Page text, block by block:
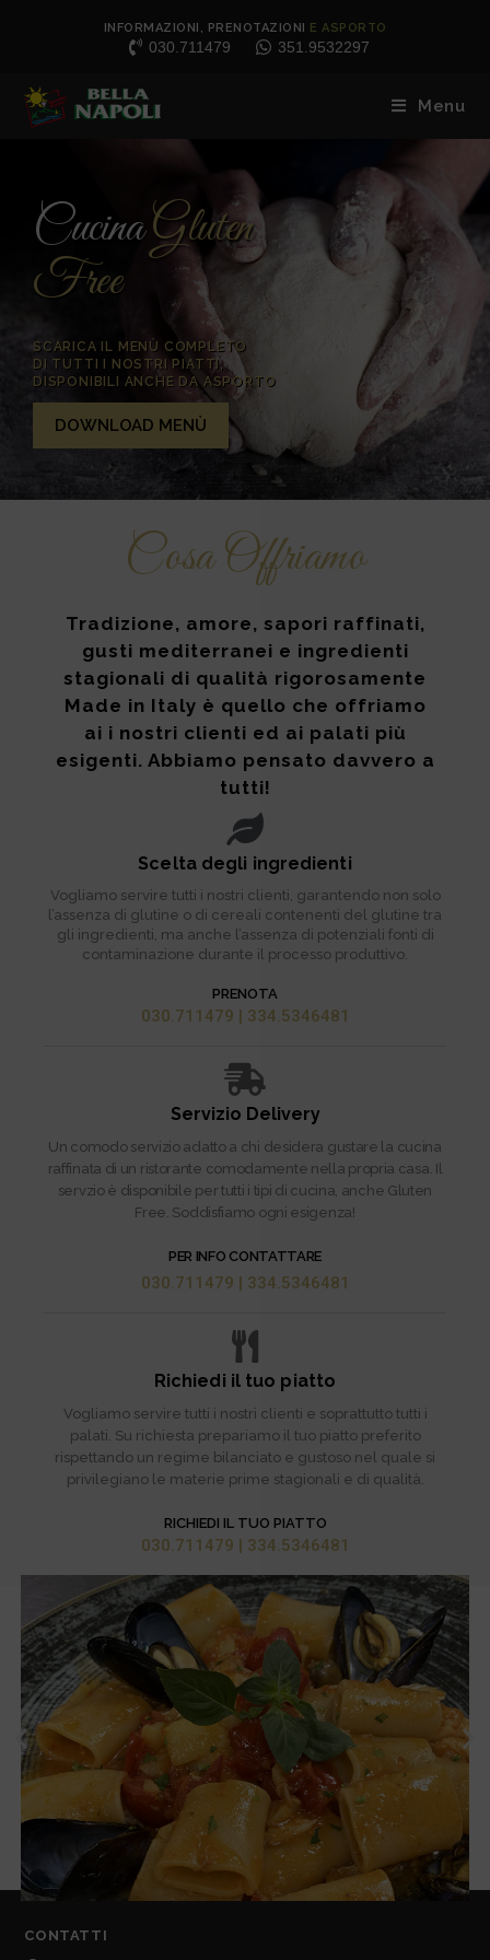
INFORMAZIONI, PRENOTAZIONI E ASPORTO
030.711479 351.9532297
Menu
CucinaGluten
Free
SCARICA IL MENÙ COMPLETO
DI TUTTI I NOSTRI PIATTI,
DISPONIBILI ANCHE DA ASPORTO
DOWNLOAD MENÙ
Cosa Offriamo
Tradizione, amore, sapori raffinati,
gusti mediterranei e ingredienti
stagionali di qualità rigorosamente
Made in Italy è quello che offriamo
ai i nostri clienti ed ai palati più
esigenti. Abbiamo pensato davvero a
tutti!
Scelta degli ingredienti
Vogliamo servire tutti i nostri clienti, garantendo non solo
l’assenza di glutine o di cereali contenenti del glutine tra
gli ingredienti, ma anche l’assenza di potenziali fonti di
contaminazione durante il processo produttivo.
PRENOTA
030.711479 | 334.5346481
Servizio Delivery
Un comodo servizio adatto a chi desidera gustare la cucina
raffinata di un ristorante comodamente nella propria casa. Il
servzio è disponibile per tutti i tipi di cucina, anche Gluten
Free. Soddisfiamo ogni esigenza!
PER INFO CONTATTARE
030.711479 | 334.5346481
Richiedi il tuo piatto
Vogliamo servire tutti i nostri clienti e soprattutto tutti i
palati. Su richiesta prepariamo il tuo piatto preferito
rispettando un regime bilanciato e gustoso nel quale si
privilegiano le materie prime stagionali e di qualità.
RICHIEDI IL TUO PIATTO
030.711479 | 334.5346481
CONTATTI